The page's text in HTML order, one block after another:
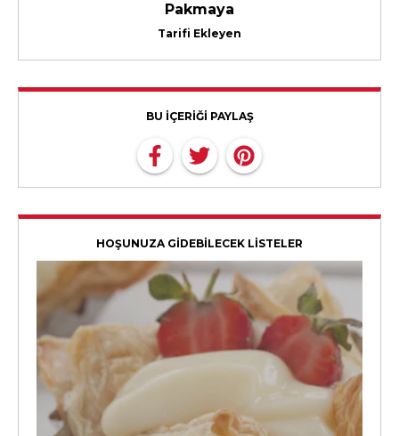
Pakmaya
Tarifi Ekleyen
BU İÇERİĞİ PAYLAŞ
HOŞUNUZA GİDEBİLECEK LİSTELER